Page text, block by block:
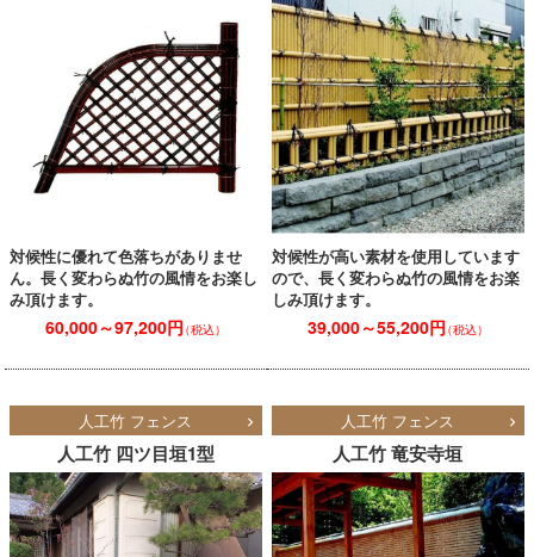
対候性に優れて色落ちがありませ
ん。長く変わらぬ竹の風情をお楽し
み頂けます。
60,000～97,200円（税込）
対候性が高い素材を使用しています
ので、長く変わらぬ竹の風情をお楽
しみ頂けます。
39,000～55,200円（税込）
人工竹 フェンス
人工竹 四ツ目垣1型
人工竹 フェンス
人工竹 竜安寺垣